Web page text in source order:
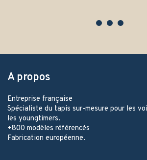
A propos
Entreprise française
Spécialiste du tapis sur-mesure pour les
les youngtimers.
+800 modèles référencés
Fabrication européenne.